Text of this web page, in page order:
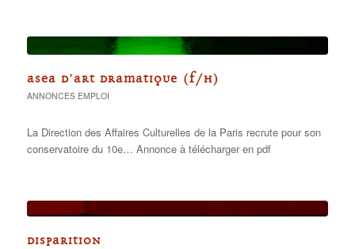
ASEA D’ART DRAMATIQUE (F/H)
ANNONCES EMPLOI
La Direction des Affaires Culturelles de la Paris recrute pour son
conservatoire du 10e… Annonce à télécharger en pdf
DISPARITION